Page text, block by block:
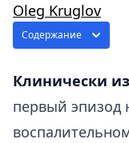
Oleg Kruglov
Содержание
Клинически
первый эпизод